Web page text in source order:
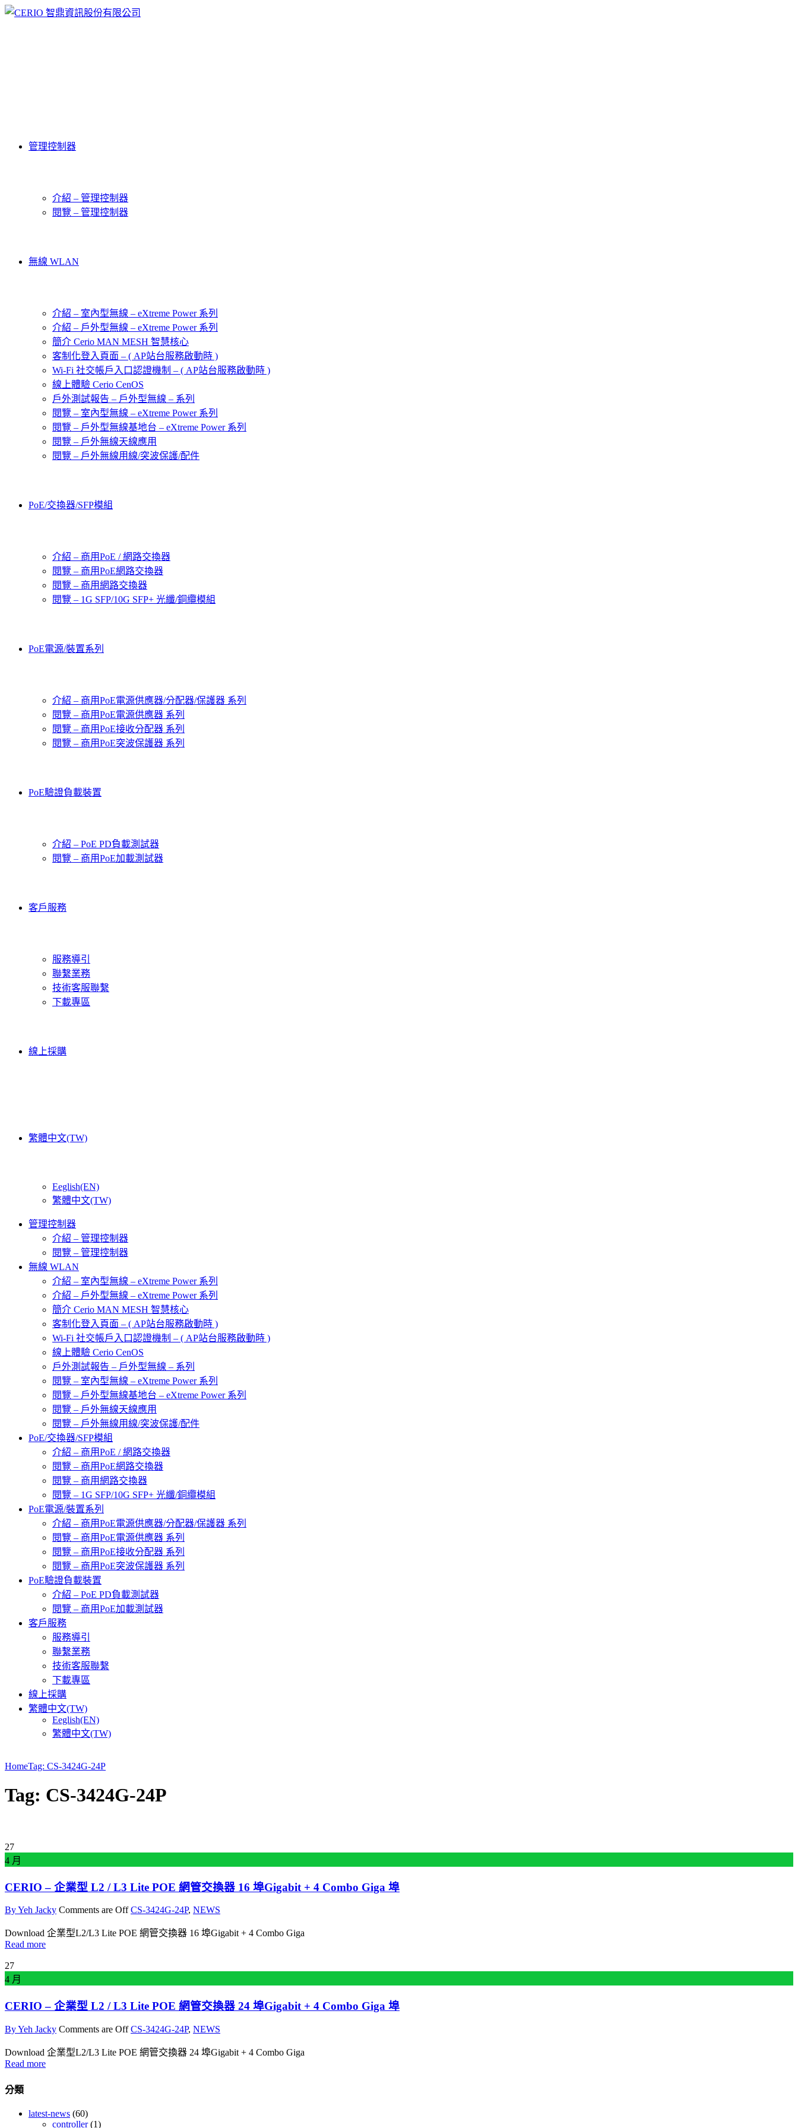
管理控制器
介紹 – 管理控制器
閱覽 – 管理控制器
無線 WLAN
介紹 – 室內型無線 – eXtreme Power 系列
介紹 – 戶外型無線 – eXtreme Power 系列
簡介 Cerio MAN MESH 智慧核心
客制化登入頁面 – ( AP站台服務啟動時 )
Wi-Fi 社交帳戶入口認證機制 – ( AP站台服務啟動時 )
線上體驗 Cerio CenOS
戶外測試報告 – 戶外型無線 – 系列
閱覽 – 室內型無線 – eXtreme Power 系列
閱覽 – 戶外型無線基地台 – eXtreme Power 系列
閱覽 – 戶外無線天線應用
閱覽 – 戶外無線用線/突波保護/配件
PoE/交換器/SFP模組
介紹 – 商用PoE / 網路交換器
閱覽 – 商用PoE網路交換器
閱覽 – 商用網路交換器
閱覽 – 1G SFP/10G SFP+ 光纖/銅纜模組
PoE電源/裝置系列
介紹 – 商用PoE電源供應器/分配器/保護器 系列
閱覽 – 商用PoE電源供應器 系列
閱覽 – 商用PoE接收分配器 系列
閱覽 – 商用PoE突波保護器 系列
PoE驗證負載裝置
介紹 – PoE PD負載測試器
閱覽 – 商用PoE加載測試器
客戶服務
服務導引
聯繫業務
技術客服聯繫
下載專區
線上採購
繁體中文(TW)
Eeglish(EN)
繁體中文(TW)
管理控制器
介紹 – 管理控制器
閱覽 – 管理控制器
無線 WLAN
介紹 – 室內型無線 – eXtreme Power 系列
介紹 – 戶外型無線 – eXtreme Power 系列
簡介 Cerio MAN MESH 智慧核心
客制化登入頁面 – ( AP站台服務啟動時 )
Wi-Fi 社交帳戶入口認證機制 – ( AP站台服務啟動時 )
線上體驗 Cerio CenOS
戶外測試報告 – 戶外型無線 – 系列
閱覽 – 室內型無線 – eXtreme Power 系列
閱覽 – 戶外型無線基地台 – eXtreme Power 系列
閱覽 – 戶外無線天線應用
閱覽 – 戶外無線用線/突波保護/配件
PoE/交換器/SFP模組
介紹 – 商用PoE / 網路交換器
閱覽 – 商用PoE網路交換器
閱覽 – 商用網路交換器
閱覽 – 1G SFP/10G SFP+ 光纖/銅纜模組
PoE電源/裝置系列
介紹 – 商用PoE電源供應器/分配器/保護器 系列
閱覽 – 商用PoE電源供應器 系列
閱覽 – 商用PoE接收分配器 系列
閱覽 – 商用PoE突波保護器 系列
PoE驗證負載裝置
介紹 – PoE PD負載測試器
閱覽 – 商用PoE加載測試器
客戶服務
服務導引
聯繫業務
技術客服聯繫
下載專區
線上採購
繁體中文(TW)
Eeglish(EN)
繁體中文(TW)
HomeTag: CS-3424G-24P
Tag: CS-3424G-24P
27
4 月
CERIO – 企業型 L2 / L3 Lite POE 網管交換器 16 埠Gigabit + 4 Combo Giga 埠
By Yeh Jacky Comments are Off CS-3424G-24P, NEWS
Download 企業型L2/L3 Lite POE 網管交換器 16 埠Gigabit + 4 Combo Giga
Read more
27
4 月
CERIO – 企業型 L2 / L3 Lite POE 網管交換器 24 埠Gigabit + 4 Combo Giga 埠
By Yeh Jacky Comments are Off CS-3424G-24P, NEWS
Download 企業型L2/L3 Lite POE 網管交換器 24 埠Gigabit + 4 Combo Giga
Read more
分類
latest-news (60)
controller(1)